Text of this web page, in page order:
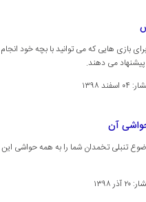
بازی هایی که می توانید با بچه خود
می دهند.
۰۴ اسفند ۱۳۹۸
آن
تنبلی تخمدان شما را به همه حواشی این
۲۰ آذر ۱۳۹۸